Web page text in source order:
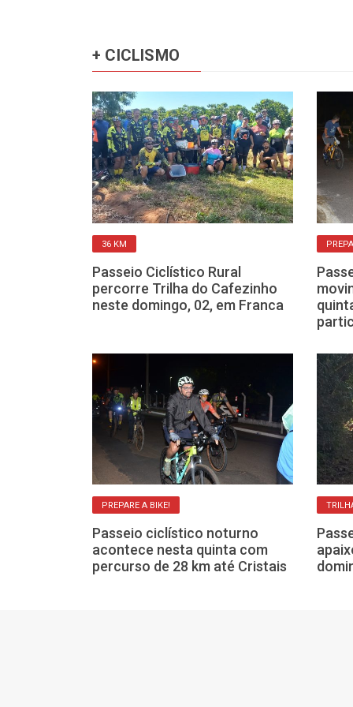
+ CICLISMO
36 KM
Passeio Ciclístico Rural
percorre Trilha do Cafezinho
neste domingo, 02, em Franca
PREPARE A BIKE!
Passeio ciclístico noturno
acontece nesta quinta com
percurso de 28 km até Cristais